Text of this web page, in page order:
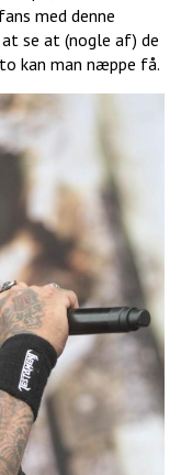
med denne
se at (nogle af) de
kan man næppe få.